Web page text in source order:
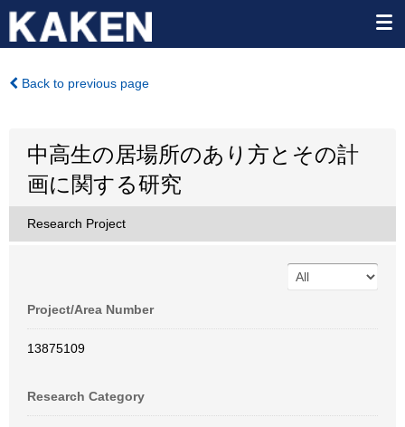
Back to previous page
中高生の居場所のあり方とその計
画に関する研究
Research Project
Project/Area Number
13875109
Research Category